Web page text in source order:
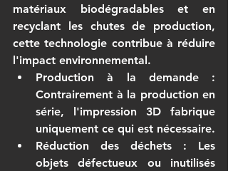
matériaux biodégradables et en
recyclant les chutes de production,
cette technologie contribue à réduire
l'impact environnemental.
Production à la demande :
Contrairement à la production en
série, l'impression 3D fabrique
uniquement ce qui est nécessaire.
Réduction des déchets : Les
objets défectueux ou inutilisés